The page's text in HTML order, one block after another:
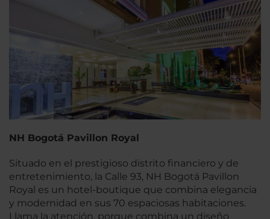
NH Bogotá Pavillon Royal
Situado en el prestigioso distrito financiero y de
entretenimiento, la Calle 93, NH Bogotá Pavillon
Royal es un hotel-boutique que combina elegancia
y modernidad en sus 70 espaciosas habitaciones.
Llama la atención, porque combina un diseño